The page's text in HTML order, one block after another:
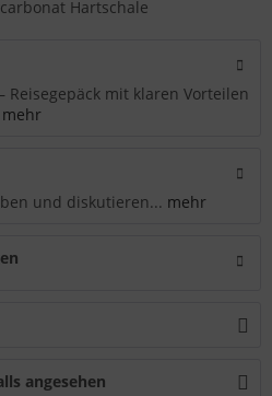
Hartschale
Reisegepäck mit klaren Vorteilen
mehr
und diskutieren... mehr
angesehen